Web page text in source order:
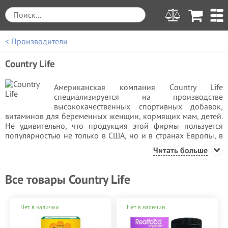
< Производители
Country Life
Американская компания Сountry Life
специализируется на производстве
высококачественных спортивных добавок,
витаминов для беременных женщин, кормящих мам, детей.
Не удивительно, что продукция этой фирмы пользуется
популярностью не только в США, но и в странах Европы, в
Киеве вы можете в интернет-магазине STEPEN.UA™. На
сегодняшний день Сountry Life может предложить не только
женщин, кормящих мам, детей, эффективные препараты, в
составе которых есть аминокислоты, глютамины, протеины
Читать больше
Все товары Country Life
Нет в наличии Нет в наличии